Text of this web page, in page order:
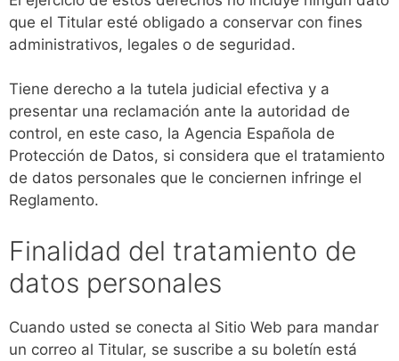
que el Titular esté obligado a conservar con fines
administrativos, legales o de seguridad.
Tiene derecho a la tutela judicial efectiva y a
presentar una reclamación ante la autoridad de
control, en este caso, la Agencia Española de
Protección de Datos, si considera que el tratamiento
de datos personales que le conciernen infringe el
Reglamento.
Finalidad del tratamiento de
datos personales
Cuando usted se conecta al Sitio Web para mandar
un correo al Titular, se suscribe a su boletín está